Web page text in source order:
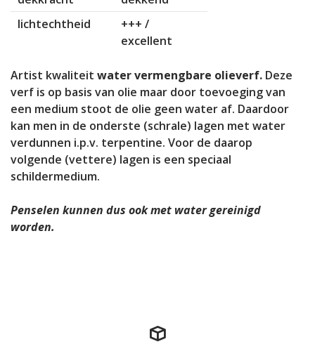
lichtechtheid
+++ /
excellent
Artist kwaliteit water vermengbare olieverf. Deze
verf is op basis van olie maar door toevoeging van
een medium stoot de olie geen water af. Daardoor
kan men in de onderste (schrale) lagen met water
verdunnen i.p.v. terpentine. Voor de daarop
volgende (vettere) lagen is een speciaal
schildermedium.
Penselen kunnen dus ook met water gereinigd
worden.